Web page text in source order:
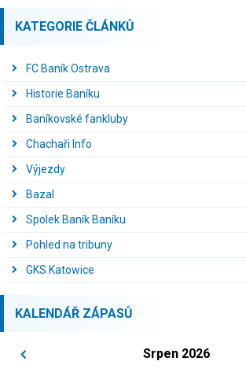
KATEGORIE ČLÁNKŮ
FC Baník Ostrava
Historie Baníku
Baníkovské fankluby
Chachaři Info
Výjezdy
Bazal
Spolek Baník Baníku
Pohled na tribuny
GKS Katowice
KALENDÁŘ ZÁPASŮ
Srpen 2026